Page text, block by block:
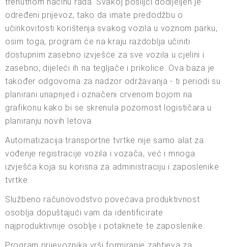
trenutnom načinu rada. Svakoj pošiljci dodijeljen je
određeni prijevoz, tako da imate predodžbu o
učinkovitosti korištenja svakog vozila u voznom parku,
osim toga, program će na kraju razdoblja učiniti
dostupnim zasebno izvješće za sve vozila u cjelini i
zasebno, dijeleći ih na tegljače i prikolice. Ova baza je
također odgovorna za nadzor održavanja - ti periodi su
planirani unaprijed i označeni crvenom bojom na
grafikonu kako bi se skrenula pozornost logističara u
planiranju novih letova.
Automatizacija transportne tvrtke nije samo alat za
vođenje registracije vozila i vozača, već i mnoga
izvješća koja su korisna za administraciju i zaposlenike
tvrtke.
Službeno računovodstvo povećava produktivnost
osoblja dopuštajući vam da identificirate
najproduktivnije osoblje i potaknete te zaposlenike.